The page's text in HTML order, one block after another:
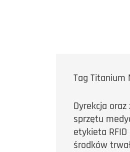
Tag Titanium
Dyrekcja
sprzętu
etykieta
środków